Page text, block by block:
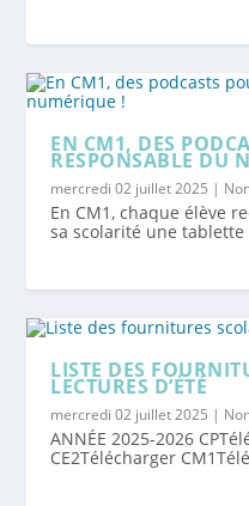
EN CM1, DES
RESPONSABLE DU
mercredi 02 juillet 2025 |
En CM1, chaque élève
sa scolarité une
LISTE DES
LECTURES D’ÉTÉ
mercredi 02 juillet 2025 |
ANNÉE 2025-2026
CE2Télécharger